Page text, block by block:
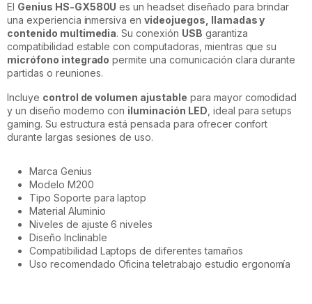
El Genius HS-GX580U es un headset diseñado para brindar
una experiencia inmersiva envideojuegos, llamadas y
contenido multimedia. Su conexión USB garantiza
compatibilidad estable con computadoras, mientras que su
micrófono integrado permite una comunicación clara durante
partidas o reuniones.
Incluye control de volumen ajustable para mayor comodidad
y un diseño moderno con iluminación LED , ideal para setups
gaming. Su estructura está pensada para ofrecer confort
durante largas sesiones de uso.
Marca Genius
Modelo M200
Tipo Soporte para laptop
Material Aluminio
Niveles de ajuste 6 niveles
Diseño Inclinable
Compatibilidad Laptops de diferentes tamaños
Uso recomendado Oficina teletrabajo estudio ergonomía